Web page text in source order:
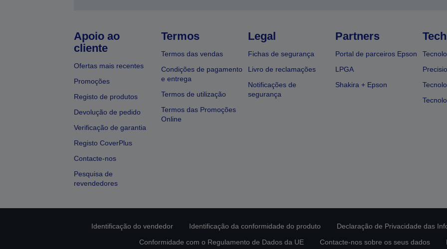
Apoio ao
cliente
Ofertas mais recentes
Promoções
Registo de produtos
Devolução de pedido
Verificação de garantia
Registo CoverPlus
Contacte-nos
Pesquisa de
revendedores
Termos
Termos das vendas
Condições de pagamento
e entrega
Termos de utilização
Termos das Promoções
Online
Legal
Fichas de segurança
Livro de reclamações
Notificações de
segurança
Partners
Portal de parceiros Epson
LPGA
Shakira + Epson
Identificação do vendedor Identificação da conformidade do produto Declaração de Privacidade das
Conformidade com o Regulamento de Dados da UE
Contacte-nos sobre os seus dados